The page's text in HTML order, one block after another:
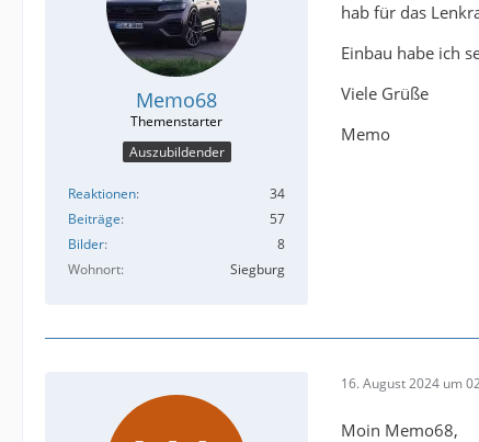
Memo68
Auszubildender
Reaktionen
34
Beiträge
57
Bilder
8
Wohnort
Siegburg
hab für das
Einbau habe ich
Viele Grüße
Memo
16. August 2024 um
Moin Memo68,